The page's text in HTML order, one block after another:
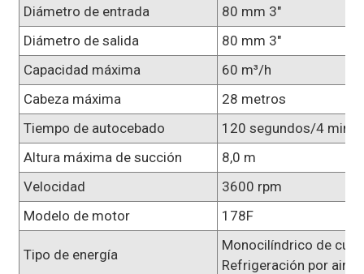
Diámetro de entrada
80 mm 3"
Diámetro de salida
80 mm 3"
Capacidad máxima
60 m³/h
Cabeza máxima
28 metros
Tiempo de autocebado
120 segundos/4
Altura máxima de succión
8,0 m
Velocidad
3600 rpm
Modelo de motor
178F
Tipo de energía
Monocilíndrico de
Refrigeración por aire